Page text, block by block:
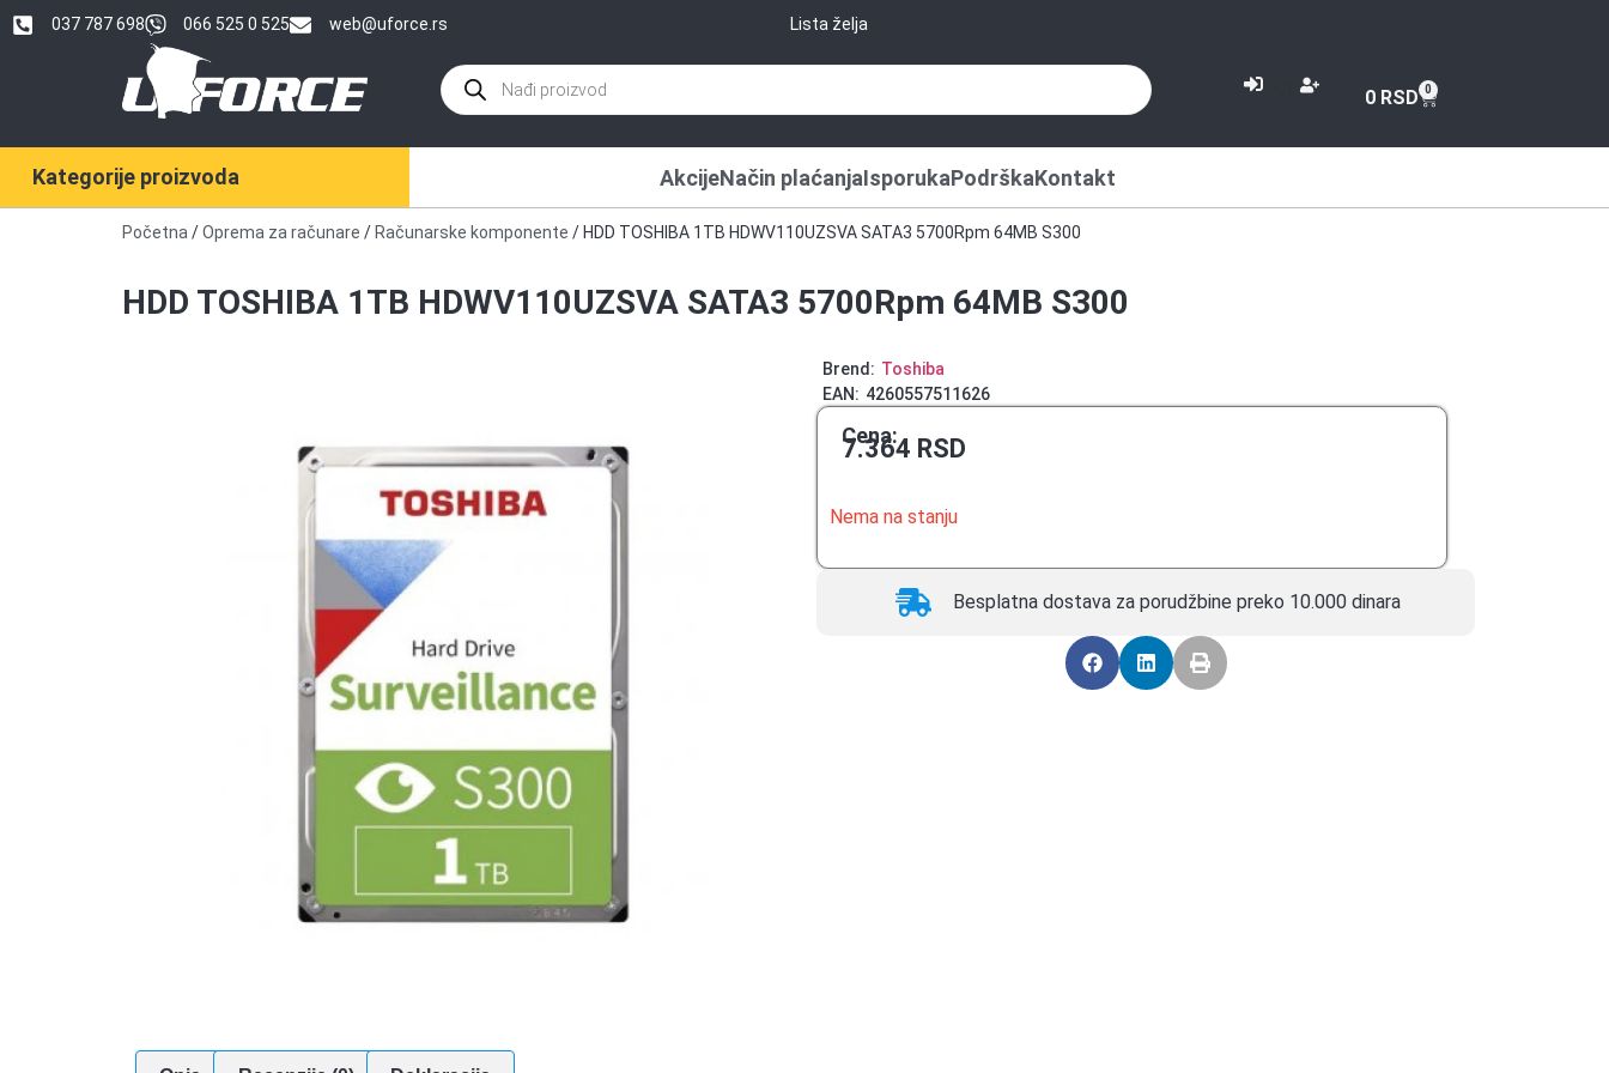
037 787 698 066 525 0 525 web@uforce.rs Lista želja
0 RSD 0
Kategorije proizvoda AkcijeNačin plaćanjaIsporukaPodrškaKontakt
Početna /Oprema za računare / Računarske komponente / HDD TOSHIBA 1TB HDWV110UZSVA SATA3 5700Rpm 64MB S300
HDD TOSHIBA 1TB HDWV110UZSVA SATA3 5700Rpm 64MB S300
Brend: Toshiba
EAN: 4260557511626
Cena:
7.364 RSD
Nema na stanju
Besplatna dostava za porudžbine preko 10.000 dinara